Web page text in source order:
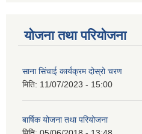
योजना तथा परियोजना
साना सिंचाई कार्यक्रम दोस्रो चरण
मिति: 11/07/2023 - 15:00
बार्षिक योजना तथा परियोजना